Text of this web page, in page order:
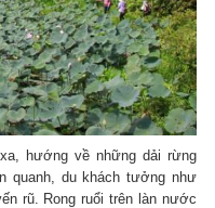
hướng về những dải rừng
quanh, du khách tưởng như
rũ. Rong ruổi trên làn nước